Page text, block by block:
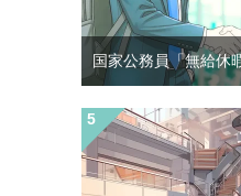
国家公務員「無給休